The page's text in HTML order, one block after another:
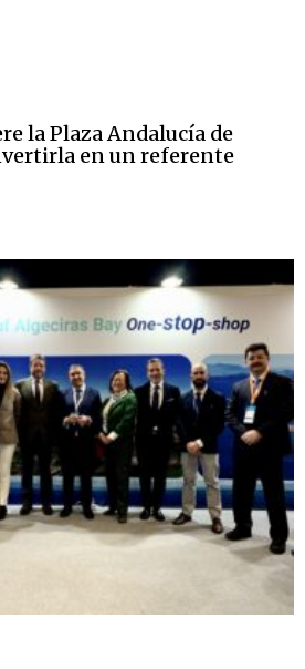
la Plaza Andalucía de
en un referente